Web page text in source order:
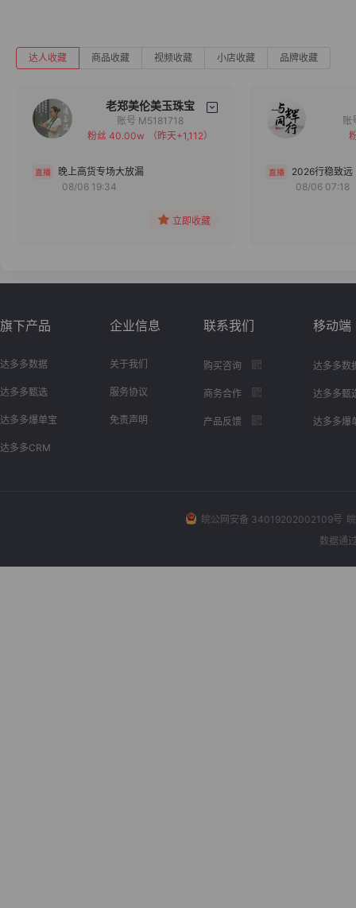
达人收藏 商品收藏 视频收藏 小店收藏 品牌收藏
老郑美伦美玉珠宝
备注
分组
账号 M5181718
粉丝 40.00w
（昨天+1,112）
晚上高货专场大放漏
08/06 19:34
立即收藏
2026行稳致远
08/06 07:18
旗下产品
达多多数据
达多多甄选
达多多爆单宝
达多多CRM
企业信息
关于我们
服务协议
免责声明
联系我们
购买咨询
商务合作
产品反馈
移动端
达多多数
达多多甄
达多多爆
皖公网安备 34019202002109号
数据通